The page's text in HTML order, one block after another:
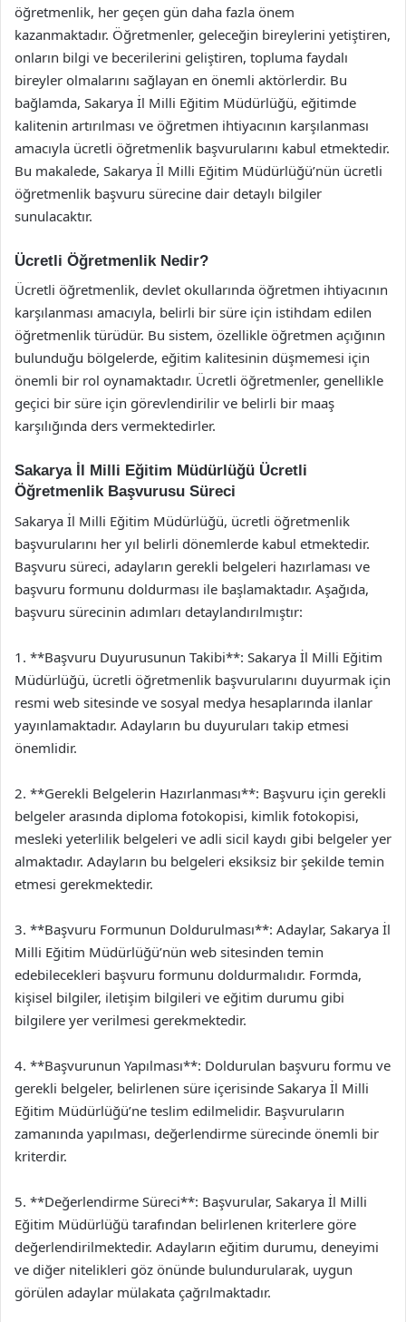
öğretmenlik, her geçen gün daha fazla önem
kazanmaktadır. Öğretmenler, geleceğin bireylerini yetiştiren,
onların bilgi ve becerilerini geliştiren, topluma faydalı
bireyler olmalarını sağlayan en önemli aktörlerdir. Bu
bağlamda, Sakarya İl Milli Eğitim Müdürlüğü, eğitimde
kalitenin artırılması ve öğretmen ihtiyacının karşılanması
amacıyla ücretli öğretmenlik başvurularını kabul etmektedir.
Bu makalede, Sakarya İl Milli Eğitim Müdürlüğü’nün ücretli
öğretmenlik başvuru sürecine dair detaylı bilgiler
sunulacaktır.
Ücretli Öğretmenlik Nedir?
Ücretli öğretmenlik, devlet okullarında öğretmen ihtiyacının
karşılanması amacıyla, belirli bir süre için istihdam edilen
öğretmenlik türüdür. Bu sistem, özellikle öğretmen açığının
bulunduğu bölgelerde, eğitim kalitesinin düşmemesi için
önemli bir rol oynamaktadır. Ücretli öğretmenler, genellikle
geçici bir süre için görevlendirilir ve belirli bir maaş
karşılığında ders vermektedirler.
Sakarya İl Milli Eğitim Müdürlüğü Ücretli
Öğretmenlik Başvurusu Süreci
Sakarya İl Milli Eğitim Müdürlüğü, ücretli öğretmenlik
başvurularını her yıl belirli dönemlerde kabul etmektedir.
Başvuru süreci, adayların gerekli belgeleri hazırlaması ve
başvuru formunu doldurması ile başlamaktadır. Aşağıda,
başvuru sürecinin adımları detaylandırılmıştır:
1. **Başvuru Duyurusunun Takibi**: Sakarya İl Milli Eğitim
Müdürlüğü, ücretli öğretmenlik başvurularını duyurmak için
resmi web sitesinde ve sosyal medya hesaplarında ilanlar
yayınlamaktadır. Adayların bu duyuruları takip etmesi
önemlidir.
2. **Gerekli Belgelerin Hazırlanması**: Başvuru için gerekli
belgeler arasında diploma fotokopisi, kimlik fotokopisi,
mesleki yeterlilik belgeleri ve adli sicil kaydı gibi belgeler yer
almaktadır. Adayların bu belgeleri eksiksiz bir şekilde temin
etmesi gerekmektedir.
3. **Başvuru Formunun Doldurulması**: Adaylar, Sakarya İl
Milli Eğitim Müdürlüğü’nün web sitesinden temin
edebilecekleri başvuru formunu doldurmalıdır. Formda,
kişisel bilgiler, iletişim bilgileri ve eğitim durumu gibi
bilgilere yer verilmesi gerekmektedir.
4. **Başvurunun Yapılması**: Doldurulan başvuru formu ve
gerekli belgeler, belirlenen süre içerisinde Sakarya İl Milli
Eğitim Müdürlüğü’ne teslim edilmelidir. Başvuruların
zamanında yapılması, değerlendirme sürecinde önemli bir
kriterdir.
5. **Değerlendirme Süreci**: Başvurular, Sakarya İl Milli
Eğitim Müdürlüğü tarafından belirlenen kriterlere göre
değerlendirilmektedir. Adayların eğitim durumu, deneyimi
ve diğer nitelikleri göz önünde bulundurularak, uygun
görülen adaylar mülakata çağrılmaktadır.